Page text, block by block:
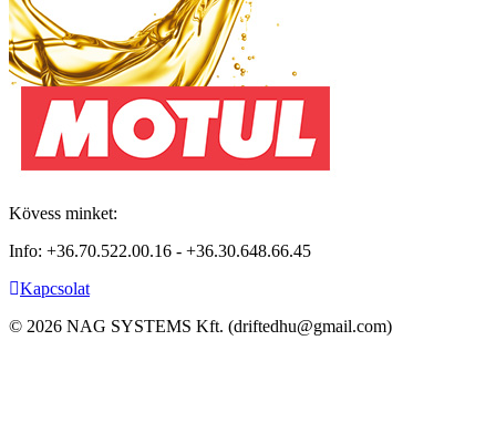
Kövess minket:
Info: +36.70.522.00.16 - +36.30.648.66.45
Kapcsolat
© 2026 NAG SYSTEMS Kft. (driftedhu@gmail.com)